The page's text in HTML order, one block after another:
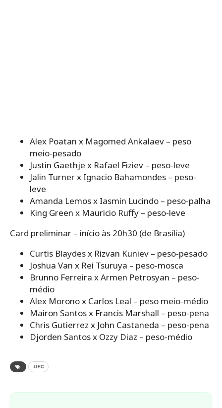
Alex Poatan x Magomed Ankalaev – peso
meio-pesado
Justin Gaethje x Rafael Fiziev – peso-leve
Jalin Turner x Ignacio Bahamondes – peso-
leve
Amanda Lemos x Iasmin Lucindo – peso-palha
King Green x Mauricio Ruffy – peso-leve
Card preliminar – início às 20h30 (de Brasília)
Curtis Blaydes x Rizvan Kuniev – peso-pesado
Joshua Van x Rei Tsuruya – peso-mosca
Brunno Ferreira x Armen Petrosyan – peso-
médio
Alex Morono x Carlos Leal – peso meio-médio
Mairon Santos x Francis Marshall – peso-pena
Chris Gutierrez x John Castaneda – peso-pena
Djorden Santos x Ozzy Diaz – peso-médio
UFC